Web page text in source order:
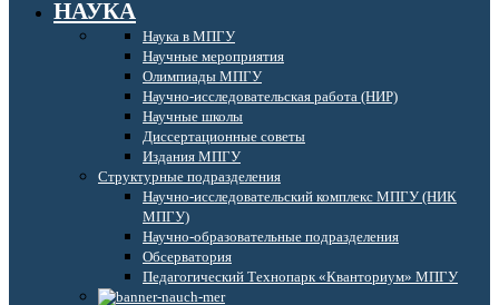
НАУКА
Наука в МПГУ
Научные мероприятия
Олимпиады МПГУ
Научно-исследовательская работа (НИР)
Научные школы
Диссертационные советы
Издания МПГУ
Структурные подразделения
Научно-исследовательский комплекс МПГУ (НИК
МПГУ)
Научно-образовательные подразделения
Обсерватория
Педагогический Технопарк «Кванториум» МПГУ